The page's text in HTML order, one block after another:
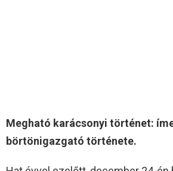
Megható karácsonyi történet:
börtönigazgató története.